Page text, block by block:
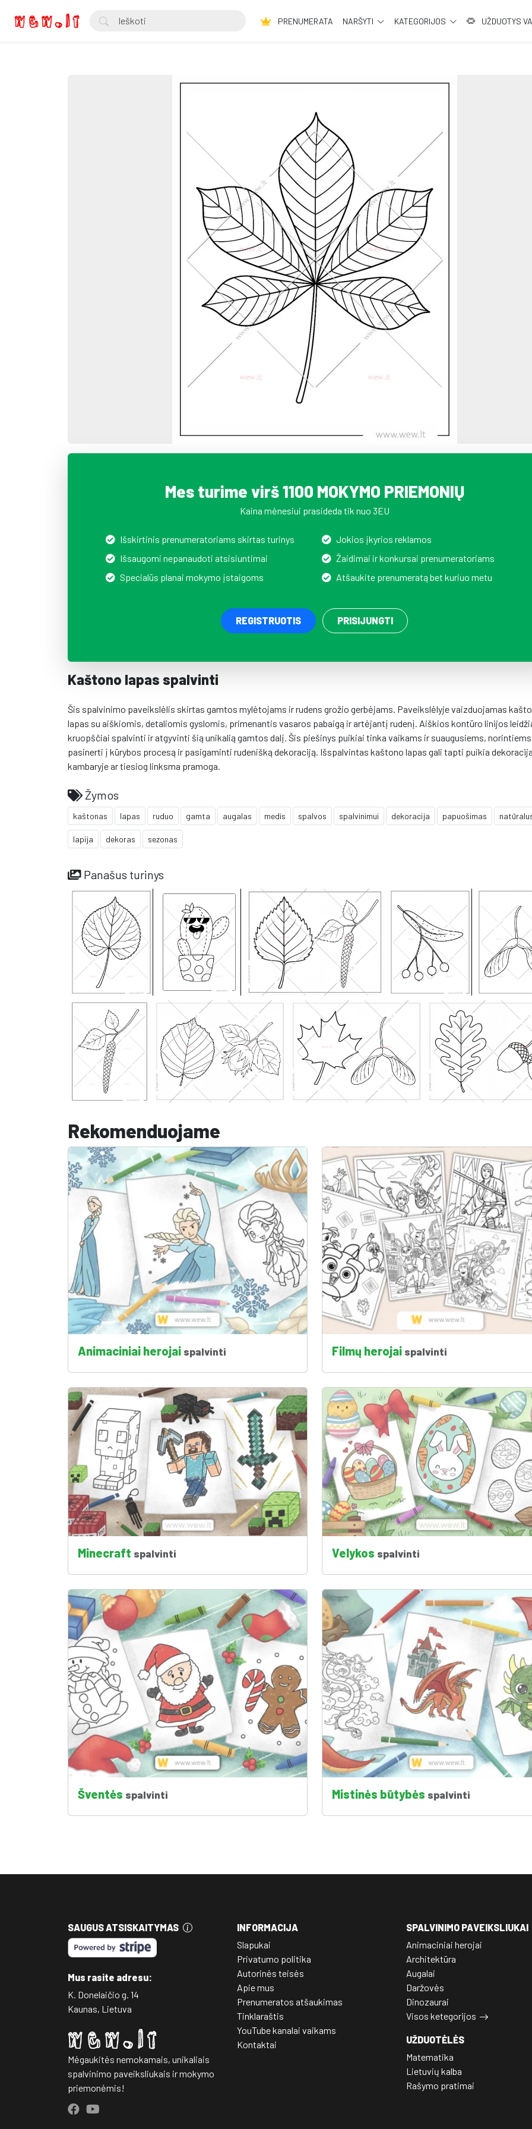
PRENUMERATA NARŠYTI KATEGORIJOS UŽDUOTYS
Mes turime virš 1100 MOKYMO PRIEMONIŲ
Kaina mėnesiui prasideda tik nuo 3EU
Išskirtinis prenumeratoriams skirtas turinys
Išsaugomi nepanaudoti atsisiuntimai
Specialūs planai mokymo įstaigoms
Jokios įkyrios reklamos
Žaidimai ir konkursai prenumeratoriams
Atšaukite prenumeratą bet kuriuo metu
REGISTRUOTIS PRISIJUNGTI
Kaštono lapas spalvinti
Šis spalvinimo paveikslėlis skirtas gamtos mylėtojams ir rudens grožio gerbėjams. Paveikslėlyje vaizduojamas
lapas su aiškiomis, detaliomis gyslomis, primenantis vasaros pabaigą ir artėjantį rudenį. Aiškios kontūro linijos
kruopščiai spalvinti ir atgyvinti šią unikalią gamtos dalį. Šis piešinys puikiai tinka vaikams ir suaugusiems, norintiems
pasinerti į kūrybos procesą ir pasigaminti rudenišką dekoraciją. Išspalvintas kaštono lapas gali tapti puikia
kambaryje ar tiesiog linksma pramoga.
Žymos
kaštonas lapas ruduo gamta augalas medis spalvos spalvinimui dekoracija papuošimas
lapija dekoras sezonas
Panašus turinys
Rekomenduojame
Animaciniai herojai spalvinti Filmų herojai spalvinti
Minecraft spalvinti Velykos spalvinti
Šventės spalvinti Mistinės būtybės spalvinti
SAUGUS ATSISKAITYMAS
Mus rasite adresu:
K. Donelaičio g. 14
Kaunas, Lietuva
Mėgaukitės nemokamais, unikaliais
spalvinimo paveiksliukais ir mokymo
priemonėmis!
INFORMACIJA
Slapukai
Privatumo politika
Autorinės teisės
Apie mus
Prenumeratos atšaukimas
Tinklaraštis
YouTube kanalai vaikams
Kontaktai
SPALVINIMO PAVEIKSLIUKAI
Animaciniai herojai
Architektūra
Augalai
Daržovės
Dinozaurai
Visos ketegorijos
UŽDUOTĖLĖS
Matematika
Lietuvių kalba
Rašymo pratimai